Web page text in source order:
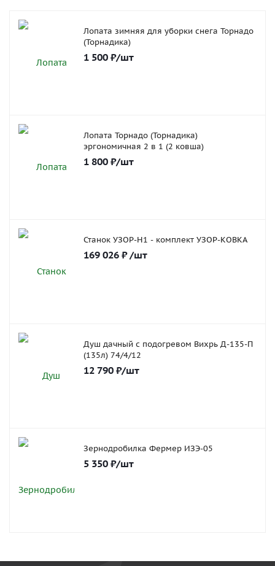
Лопата зимняя для уборки снега Торнадо
(Торнадика)
1 500 ₽/шт
Лопата Торнадо (Торнадика)
эргономичная 2 в 1 (2 ковша)
1 800 ₽/шт
Станок УЗОР-Н1 - комплект УЗОР-КОВКА
169 026 ₽ /шт
Душ дачный с подогревом Вихрь Д-135-П
(135л) 74/4/12
12 790 ₽/шт
Зернодробилка Фермер ИЗЭ-05
5 350 ₽/шт